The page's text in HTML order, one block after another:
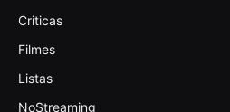
Criticas
Filmes
Listas
NoStreaming